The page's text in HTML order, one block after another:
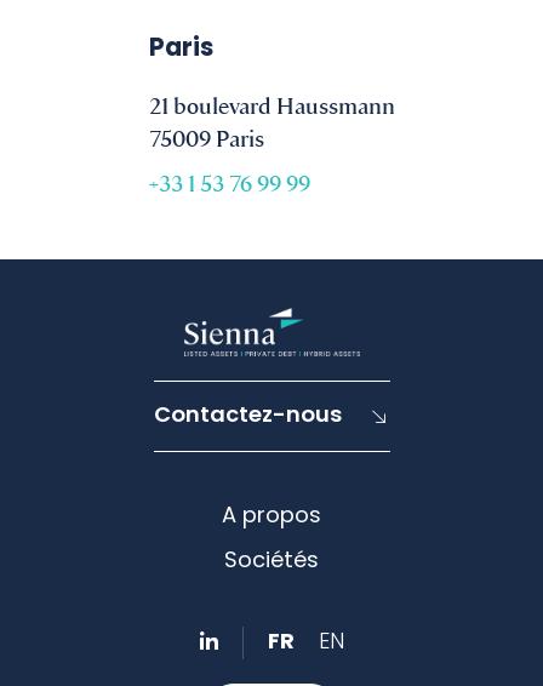
Paris
21 boulevard Haussmann
75009 Paris
+33 1 53 76 99 99
Contactez-nous
A propos
Sociétés
FR EN